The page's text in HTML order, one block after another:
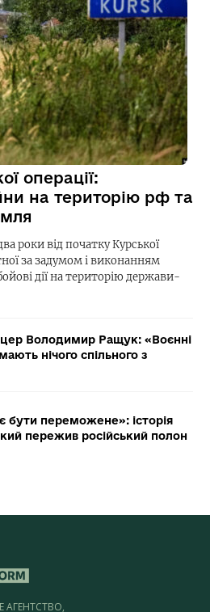
операції:
на територію рф та
роки від початку Курської
за задумом і виконанням
дії на територію держави-
Володимир Ращук: «Воєнні
нічого спільного з
бути переможене»: історія
пережив російський полон
АГЕНТСТВО,